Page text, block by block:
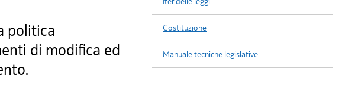
politica
di modifica ed
Costituzione
Manuale tecniche legislative